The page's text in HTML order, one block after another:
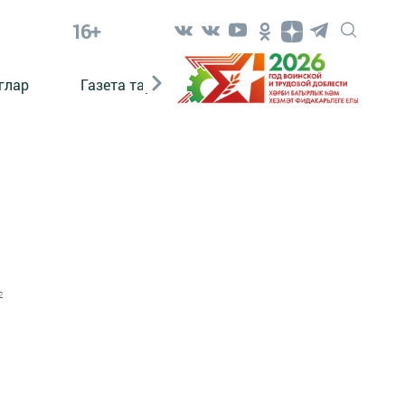
16+
Газета тарихы Әкият Әкият